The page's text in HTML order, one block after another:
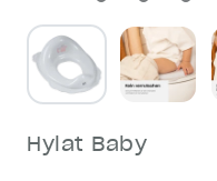
Hylat Baby